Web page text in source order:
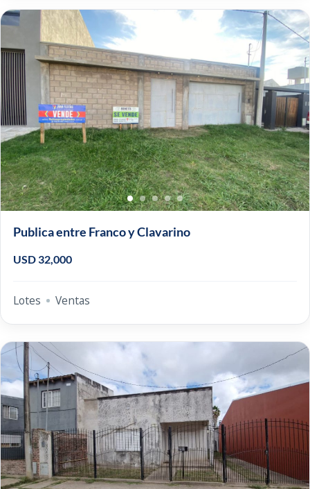
Publica entre Franco y Clavarino
USD 32,000
Lotes Ventas